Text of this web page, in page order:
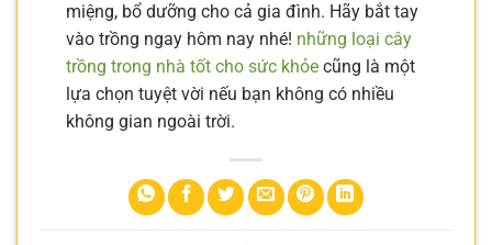
miệng, bổ dưỡng cho cả gia đình. Hãy bắt tay
vào trồng ngay hôm nay nhé! những loại cây
trồng trong nhà tốt cho sức khỏe cũng là một
lựa chọn tuyệt vời nếu bạn không có nhiều
không gian ngoài trời.